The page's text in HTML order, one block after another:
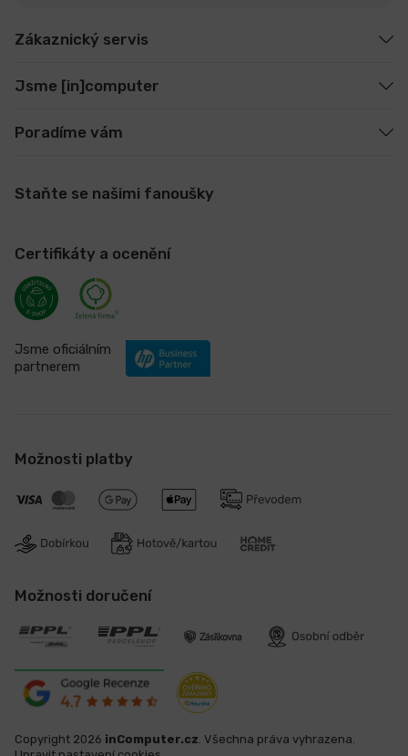
Zákaznický servis
Jsme [in]computer
Poradíme vám
Staňte se našimi fanoušky
Certifikáty a ocenění
Jsme oficiálním
partnerem
Možnosti platby
Možnosti doručení
Copyright 2026 inComputer.cz. Všechna práva vyhrazena.